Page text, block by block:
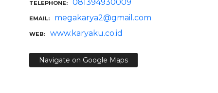
TELEPHONE 081394930009
EMAIL megakarya2@gmail.com
WEB www.karyaku.co.id
Navigate on Google Maps